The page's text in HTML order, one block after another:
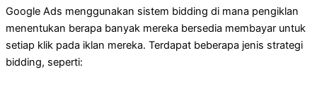
Google Ads menggunakan sistem bidding di mana pengiklan
menentukan berapa banyak mereka bersedia membayar untuk
setiap klik pada iklan mereka. Terdapat beberapa jenis strategi
bidding, seperti: